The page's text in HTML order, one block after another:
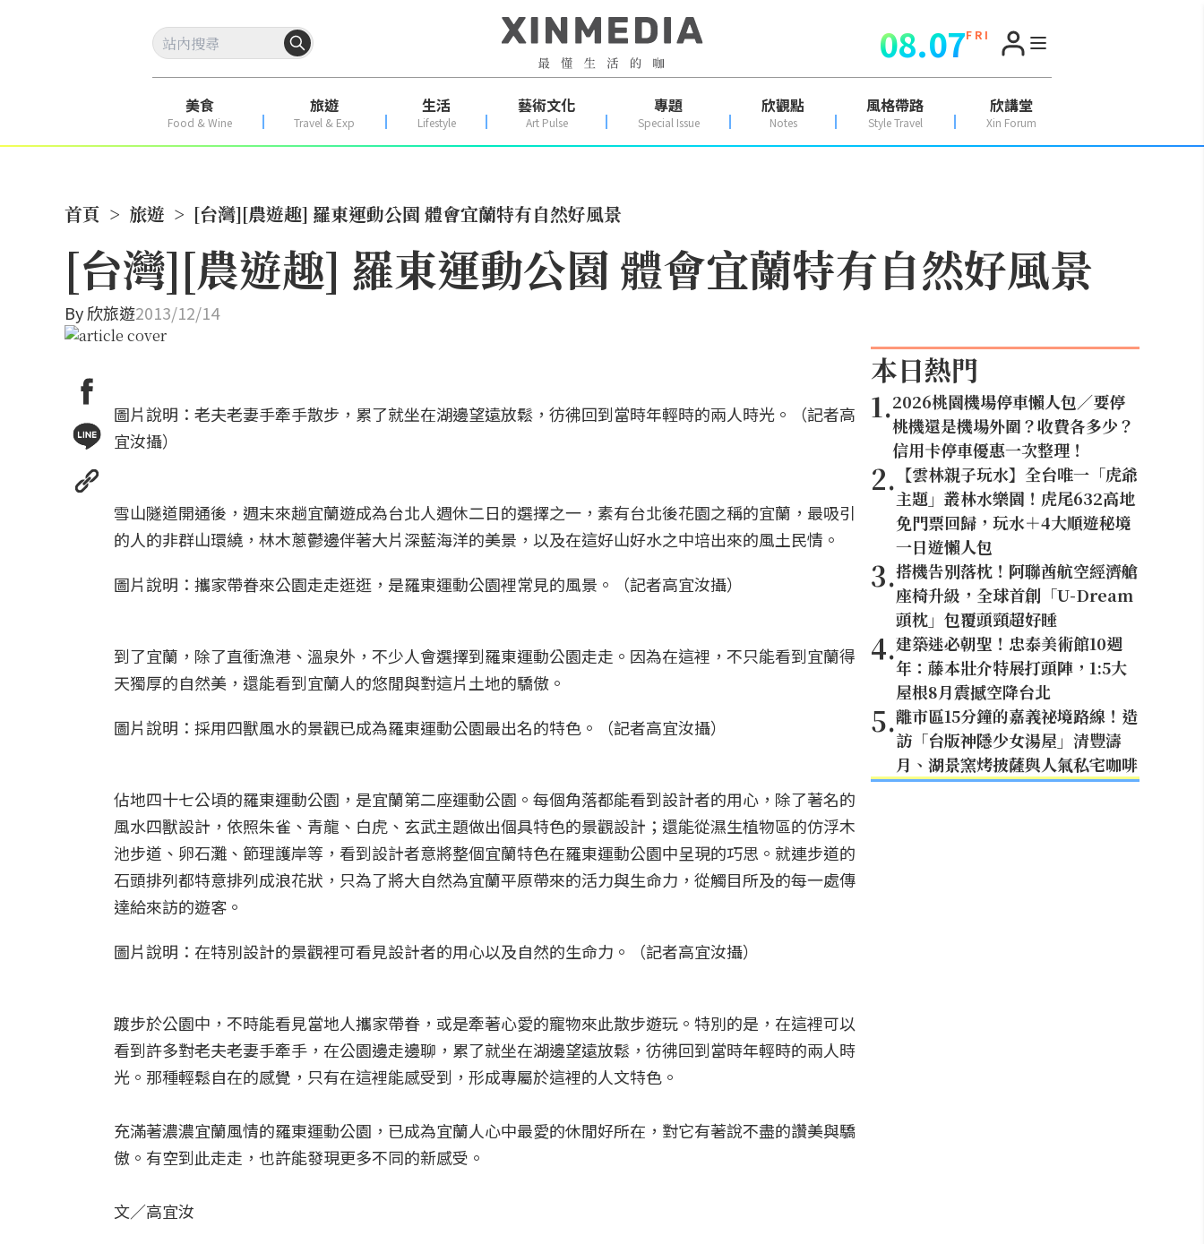
08.07F R I
美食
Food & Wine
旅遊
Travel & Exp
生活
Lifestyle
藝術文化
Art Pulse
專題
Special Issue
欣觀點
Notes
風格帶路
Style Travel
欣講堂
Xin Forum
首頁 > 旅遊 > [台灣][農遊趣] 羅東運動公園 體會宜蘭特有自然好風景
[台灣][農遊趣] 羅東運動公園 體會宜蘭特有自然好風景
By欣旅遊2013/12/14
圖片說明：老夫老妻手牽手散步，累了就坐在湖邊望遠放鬆，彷彿回到當時年輕時的兩人時光。（記者高
宜汝攝）
雪山隧道開通後，週末來趟宜蘭遊成為台北人週休二日的選擇之一，素有台北後花園之稱的宜蘭，最吸引
的人的非群山環繞，林木蔥鬱邊伴著大片深藍海洋的美景，以及在這好山好水之中培出來的風土民情。
圖片說明：攜家帶眷來公園走走逛逛，是羅東運動公園裡常見的風景。（記者高宜汝攝）
到了宜蘭，除了直衝漁港、溫泉外，不少人會選擇到羅東運動公園走走。因為在這裡，不只能看到宜蘭得
天獨厚的自然美，還能看到宜蘭人的悠閒與對這片土地的驕傲。
圖片說明：採用四獸風水的景觀已成為羅東運動公園最出名的特色。（記者高宜汝攝）
佔地四十七公頃的羅東運動公園，是宜蘭第二座運動公園。每個角落都能看到設計者的用心，除了著名的
風水四獸設計，依照朱雀、青龍、白虎、玄武主題做出個具特色的景觀設計；還能從濕生植物區的仿浮木
池步道、卵石灘、節理護岸等，看到設計者意將整個宜蘭特色在羅東運動公園中呈現的巧思。就連步道的
石頭排列都特意排列成浪花狀，只為了將大自然為宜蘭平原帶來的活力與生命力，從觸目所及的每一處傳
達給來訪的遊客。
圖片說明：在特別設計的景觀裡可看見設計者的用心以及自然的生命力。（記者高宜汝攝）
踱步於公園中，不時能看見當地人攜家帶眷，或是牽著心愛的寵物來此散步遊玩。特別的是，在這裡可以
看到許多對老夫老妻手牽手，在公園邊走邊聊，累了就坐在湖邊望遠放鬆，彷彿回到當時年輕時的兩人時
光。那種輕鬆自在的感覺，只有在這裡能感受到，形成專屬於這裡的人文特色。
充滿著濃濃宜蘭風情的羅東運動公園，已成為宜蘭人心中最愛的休閒好所在，對它有著說不盡的讚美與驕
傲。有空到此走走，也許能發現更多不同的新感受。
文／高宜汝
本日熱門
1.2026桃園機場停車懶人包／要停
桃機還是機場外圍？收費各多少？
信用卡停車優惠一次整理！
2. 【雲林親子玩水】全台唯一「虎爺
主題」叢林水樂園！虎尾632高地
免門票回歸，玩水＋4大順遊秘境
一日遊懶人包
3.搭機告別落枕！阿聯酋航空經濟艙
座椅升級，全球首創「U-Dream
頭枕」包覆頭頸超好睡
4.建築迷必朝聖！忠泰美術館10週
年：藤本壯介特展打頭陣，1:5大
屋根8月震撼空降台北
5.離市區15分鐘的嘉義祕境路線！造
訪「台版神隱少女湯屋」清豐濤
月、湖景窯烤披薩與人氣私宅咖啡